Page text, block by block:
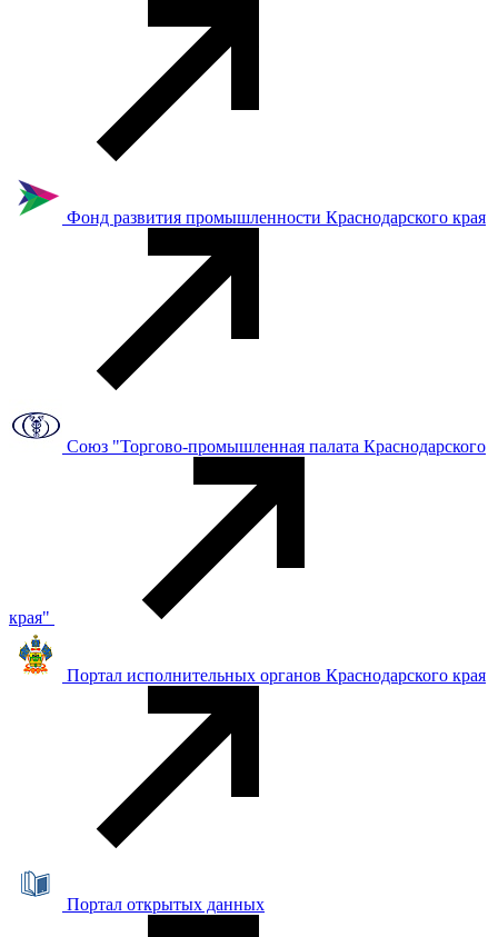
Фонд развития промышленности Краснодарского края
Союз "Торгово-промышленная палата Краснодарского
края"
Портал исполнительных органов Краснодарского края
Портал открытых данных